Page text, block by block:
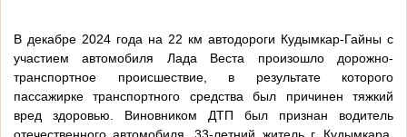
В декабре 2024 года на 22 км автодороги Кудымкар-Гайны с
участием автомобиля Лада Веста произошло дорожно-
транспортное происшествие, в результате которого
пассажирке транспортного средства был причинен тяжкий
вред здоровью. Виновником ДТП был признан водитель